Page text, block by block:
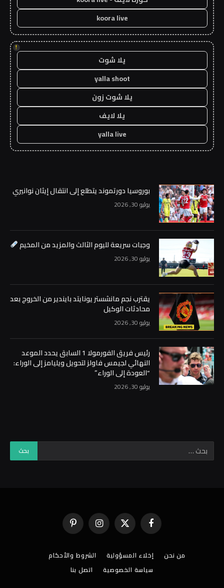
koora live
!
يلا شوت
yalla shoot
يلا شوت زون
يلا لايف
yalla live
بوروسيا دورتموند يتطلع إلى انتقال إيثان نوانيري
يوليو 30, 2026
وجبات سريعة لليوم الثالث والمزيد من المخيم
يوليو 30, 2026
يقترب نجم مانشستر يونايتد بايندير من الخروج بعد
محادثات الوكيل
يوليو 30, 2026
رئيس فريق الفورمولا 1 السابق يحدد الموعد
النهائي لجيمس فاولز لتحويل ويليامز إلى الوراء:
“العودة إلى الوراء”
يوليو 30, 2026
فيسبوك X
(Twitter)
الانستغرامبينتيريست
من نحن إخلاء المسؤولية
الشروط والأحكام
سياسة الخصوصية
اتصل بنا